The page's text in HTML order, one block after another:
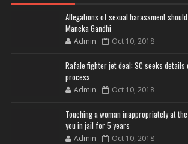
Allegations of sexual harassment
Maneka Gandhi
Admin Oct 10, 2018
Rafale fighter jet deal: SC seeks
process
Admin Oct 10, 2018
Touching a woman inappropriately at
you in jail for 5 years
Admin Oct 10, 2018